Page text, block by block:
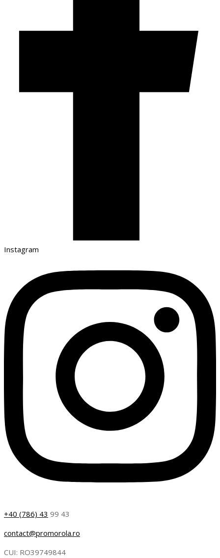
Instagram
+40 (786) 43 99 43
contact@promorola.ro
CUI: RO39749844